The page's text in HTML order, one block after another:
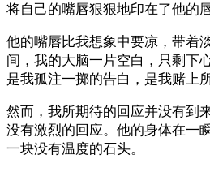
将自己的嘴唇狠狠地印在了他的唇
他的嘴唇比我想象中要凉，带着
间，我的大脑一片空白，只剩下
是我孤注一掷的告白，是我赌上
然而，我所期待的回应并没有到
没有激烈的回应。他的身体在一
一块没有温度的石头。